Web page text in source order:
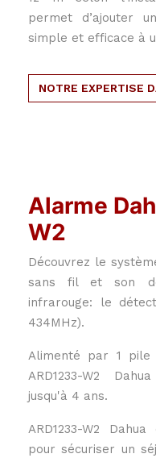
permet d’ajouter
simple et efficace à
NOTRE EXPERTISE
Alarme
W2
Découvrez le
sans fil et son
infrarouge: le
434MHz).
Alimenté par 1 pile
ARD1233-W2
jusqu'à 4 ans.
ARD1233-W2
pour sécuriser un